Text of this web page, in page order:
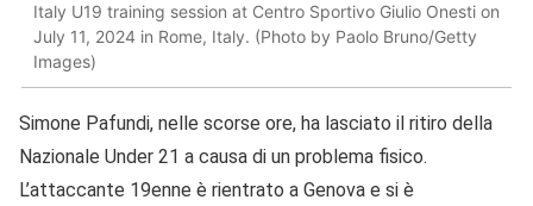
Italy U19 training session at Centro Sportivo Giulio Onesti on
July 11, 2024 in Rome, Italy. (Photo by Paolo Bruno/Getty
Images)
Simone Pafundi, nelle scorse ore, ha lasciato il ritiro della
Nazionale Under 21 a causa di un problema fisico.
L’attaccante 19enne è rientrato a Genova e si è